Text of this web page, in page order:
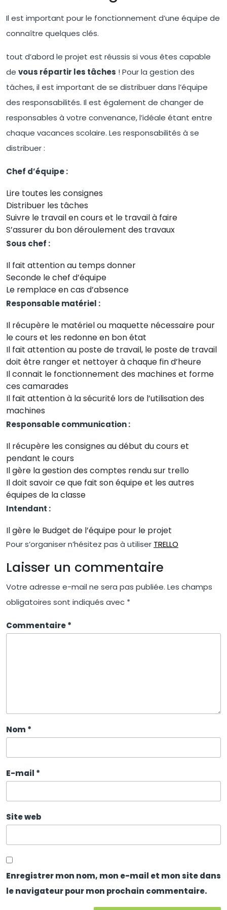
Il est important pour le fonctionnement d’une équipe de
connaître quelques clés.
tout d’abord le projet est réussis si vous êtes capable
de vous répartir les tâches ! Pour la gestion des
tâches, il est important de se distribuer dans l’équipe
des responsabilités. Il est également de changer de
responsables à votre convenance, l’idéale étant entre
chaque vacances scolaire. Les responsabilités à se
distribuer :
Chef d’équipe :
Lire toutes les consignes
Distribuer les tâches
Suivre le travail en cours et le travail à faire
S’assurer du bon déroulement des travaux
Sous chef :
Il fait attention au temps donner
Seconde le chef d’équipe
Le remplace en cas d’absence
Responsable matériel :
Il récupère le matériel ou maquette nécessaire pour
le cours et les redonne en bon état
Il fait attention au poste de travail, le poste de travail
doit être ranger et nettoyer à chaque fin d’heure
Il connait le fonctionnement des machines et forme
ces camarades
Il fait attention à la sécurité lors de l’utilisation des
machines
Responsable communication :
Il récupère les consignes au début du cours et
pendant le cours
Il gère la gestion des comptes rendu sur trello
Il doit savoir ce que fait son équipe et les autres
équipes de la classe
Intendant :
Il gère le Budget de l’équipe pour le projet
Pour s’organiser n’hésitez pas à utiliser TRELLO
Laisser un commentaire
Votre adresse e-mail ne sera pas publiée. Les champs
obligatoires sont indiqués avec *
Commentaire*
Nom *
E-mail *
Site web
Enregistrer mon nom, mon e-mail et mon site dans
le navigateur pour mon prochain commentaire.